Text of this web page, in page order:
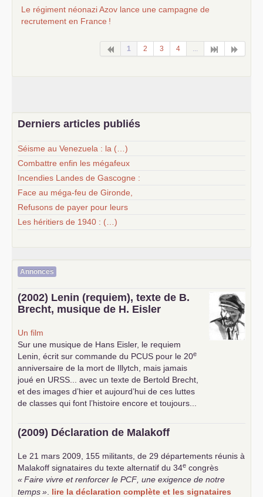
Le régiment néonazi Azov lance une campagne de
recrutement en France !
1 2 3 4
Derniers articles publiés
Séisme au Venezuela : la (…)
Combattre enfin les mégafeux
Incendies Landes de Gascogne :
Face au méga-feu de Gironde,
Refusons de payer pour leurs
Les héritiers de 1940 : (…)
Annonces
(2002) Lenin (requiem), texte de B.
Brecht, musique de H. Eisler
Un film
Sur une musique de Hans Eisler, le requiem
Lenin, écrit sur commande du PCUS pour le 20e
anniversaire de la mort de Illytch, mais jamais
joué en URSS ... avec un texte de Bertold Brecht,
et des images d’hier et aujourd’hui de ces luttes
de classes qui font l’histoire encore et toujours...
(2009) Déclaration de Malakoff
Le 21 mars 2009, 155 militants, de 29 départements réunis à
Malakoff signataires du texte alternatif du 34e congrès
«Faire vivre et renforcer le PCF , une exigence de notre
temps» lire la déclaration complète et les signataires